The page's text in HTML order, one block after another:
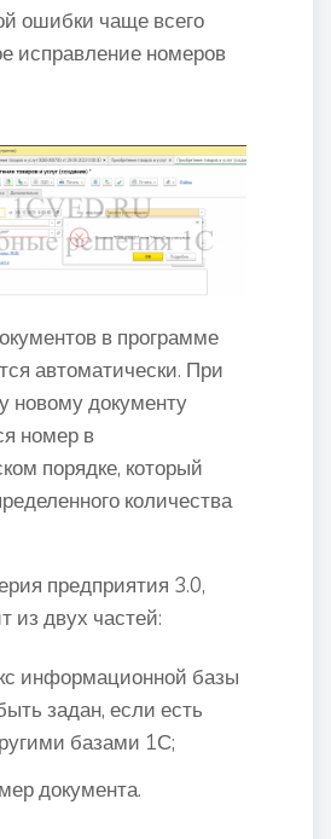
ошибки чаще всего
исправление номеров
в программе
автоматически. При
новому документу
номер в
порядке, который
количества
предприятия 3.0,
из двух частей:
информационной базы
задан, если есть
базами 1С;
документа.